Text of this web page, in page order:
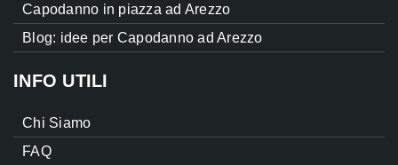
Capodanno in piazza ad Arezzo
Blog: idee per Capodanno ad Arezzo
INFO UTILI
Chi Siamo
FAQ